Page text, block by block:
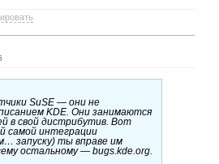
SuSE — они не
KDE. Они занимаются
в свой дистрибутив. Вот
самой интеграции
запуску) ты вправе им
остальному — bugs.kde.org.